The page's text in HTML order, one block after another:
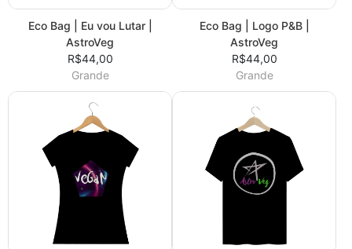
Eco Bag | Eu vou Lutar |
AstroVeg
R$44,00
Grande
Eco Bag | Logo P&B |
AstroVeg
R$44,00
Grande